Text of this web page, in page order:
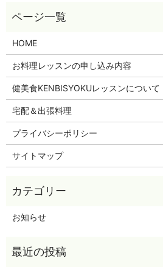
HOME
お料理レッスンの申し込み内容
健美食KENBISYOKUレッスンについて
宅配＆出張料理
プライバシーポリシー
サイトマップ
お知らせ